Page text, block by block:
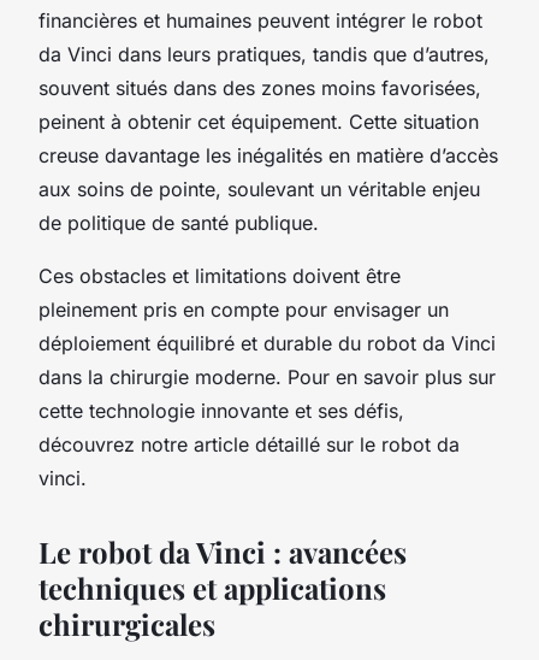
financières et humaines peuvent intégrer le robot
da Vinci dans leurs pratiques, tandis que d’autres,
souvent situés dans des zones moins favorisées,
peinent à obtenir cet équipement. Cette situation
creuse davantage les inégalités en matière d’accès
aux soins de pointe, soulevant un véritable enjeu
de politique de santé publique.
Ces obstacles et limitations doivent être
pleinement pris en compte pour envisager un
déploiement équilibré et durable du robot da Vinci
dans la chirurgie moderne. Pour en savoir plus sur
cette technologie innovante et ses défis,
découvrez notre article détaillé sur le robot da
vinci.
Le robot da Vinci : avancées
techniques et applications
chirurgicales